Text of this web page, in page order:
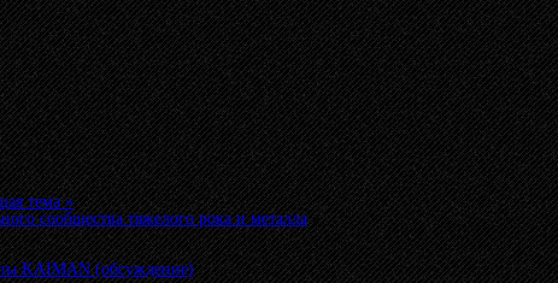
тема »
сообщества тяжелого рока и металла»
KAIMAN (обсуждение)